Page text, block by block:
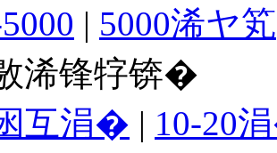
| 5000浠ヤ笂
浠锋牸锛�
互涓� | 10-20